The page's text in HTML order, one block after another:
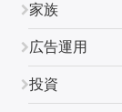
家族
広告運用
投資